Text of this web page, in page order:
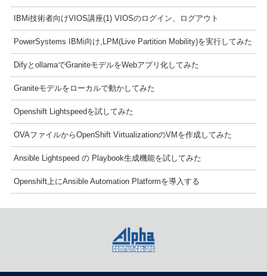
IBMi技術者向けVIOS講座(1) VIOSのログイン、ログアウト
PowerSystems IBMi向け,LPM(Live Partition Mobility)を実行してみた
DifyとollamaでGraniteモデルをWebアプリ化してみた
Graniteモデルをローカルで動かしてみた
Openshift Lightspeedを試してみた
OVAファイルからOpenShift VirtualizationのVMを作成してみた
Ansible Lightspeed の Playbook生成機能を試してみた
Openshift上にAnsible Automation Platformを導入する